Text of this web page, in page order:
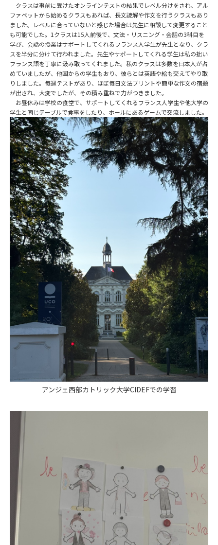
クラスは事前に受けたオンラインテストの結果でレベル分けをされ、アル
ファベットから始めるクラスもあれば、長文読解や作文を行うクラスもあり
ました。レベルに合っていないと感じた場合は先生に相談して変更すること
も可能でした。1クラスは15人前後で、文法・リスニング・会話の3科目を
学び、会話の授業はサポートしてくれるフランス人学生が先生となり、クラ
スを半分に分けて行われました。先生やサポートしてくれる学生は私の拙い
フランス語を丁寧に汲み取ってくれました。私のクラスは多数を日本人が占
めていましたが、他国からの学生もおり、彼らとは英語や絵も交えてやり取
りしました。毎週テストがあり、ほぼ毎日文法プリントや簡単な作文の宿題
が出され、大変でしたが、その積み重ねで力がつきました。
お昼休みは学校の食堂で、サポートしてくれるフランス人学生や他大学の
学生と同じテーブルで食事をしたり、ホールにあるゲームで交流しました。
アンジェ西部カトリック大学CIDEFでの学習